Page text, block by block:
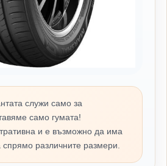
служи само за
само гумата!
и е възможно да има
спрямо различните размери.